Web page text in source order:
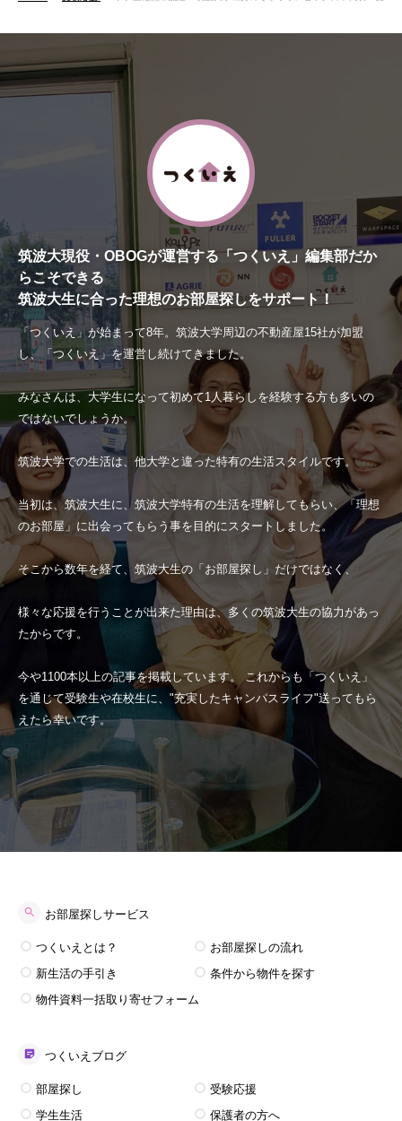
筑波大現役・OBOGが運営する「つくいえ」編集部だか
らこそできる
筑波大生に合った理想のお部屋探しをサポート！
「つくいえ」が始まって8年。筑波大学周辺の不動産屋15社が加盟
し、「つくいえ」を運営し続けてきました。
みなさんは、大学生になって初めて1人暮らしを経験する方も多いの
ではないでしょうか。
筑波大学での生活は、他大学と違った特有の生活スタイルです。
当初は、筑波大生に、筑波大学特有の生活を理解してもらい、「理想
のお部屋」に出会ってもらう事を目的にスタートしました。
そこから数年を経て、筑波大生の「お部屋探し」だけではなく、
様々な応援を行うことが出来た理由は、多くの筑波大生の協力があっ
たからです。
今や1100本以上の記事を掲載しています。 これからも「つくいえ」
を通じて受験生や在校生に、"充実したキャンパスライフ"送ってもら
えたら幸いです。
お部屋探しサービス
つくいえとは？
お部屋探しの流れ
新生活の手引き
条件から物件を探す
物件資料一括取り寄せフォーム
つくいえブログ
部屋探し
受験応援
学生生活
保護者の方へ